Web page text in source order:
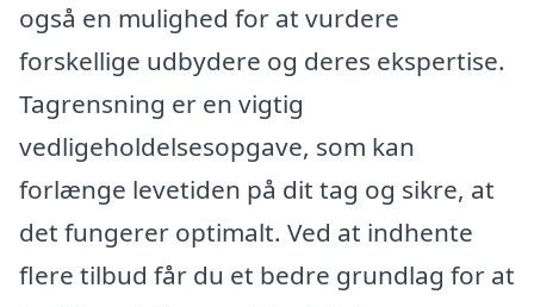
også en mulighed for at vurdere
forskellige udbydere og deres ekspertise.
Tagrensning er en vigtig
vedligeholdelsesopgave, som kan
forlænge levetiden på dit tag og sikre, at
det fungerer optimalt. Ved at indhente
flere tilbud får du et bedre grundlag for at